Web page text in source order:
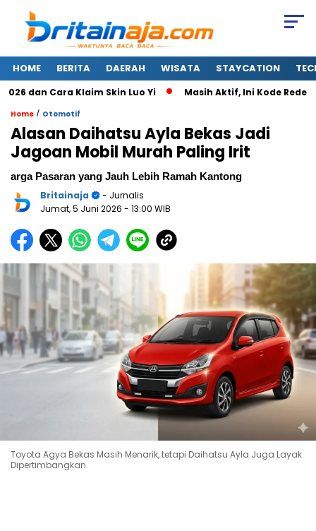
HOME BERITA DAERAH WISATA STAYCATION
dan Cara Klaim Skin Luo Yi Masih Aktif, Ini Kode Redeem
Home / Otomotif
Alasan Daihatsu Ayla Bekas Jadi
Jagoan Mobil Murah Paling Irit
arga Pasaran yang Jauh Lebih Ramah Kantong
Britainaja
- Jurnalis
Jumat, 5 Juni 2026 - 13:00 WIB
Toyota Agya Bekas Masih Menarik, tetapi Daihatsu Ayla Juga Layak
Dipertimbangkan.